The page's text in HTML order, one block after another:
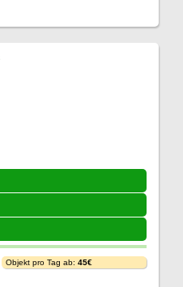
Objekt pro Tag ab: 45€